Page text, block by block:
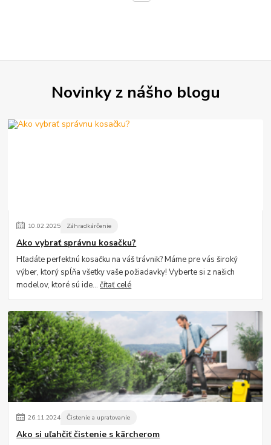
Novinky z nášho blogu
10.02.2025 Záhradkárčenie
Ako vybrať správnu kosačku?
Hľadáte perfektnú kosačku na váš trávnik? Máme pre vás široký
výber, ktorý spĺňa všetky vaše požiadavky! Vyberte si z našich
modelov, ktoré sú ide...čítať celé
26.11.2024 Čistenie a upratovanie
Ako si uľahčiť čistenie s kärcherom